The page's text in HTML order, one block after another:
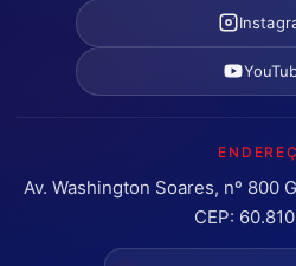
Av. Washington Soares, nº 800
CEP: